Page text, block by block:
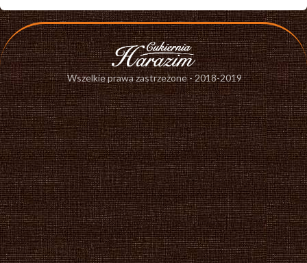
Wszelkie prawa zastrzeżone - 2018-2019